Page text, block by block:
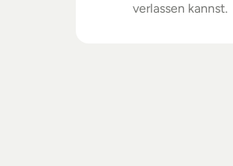
verlassen kannst.